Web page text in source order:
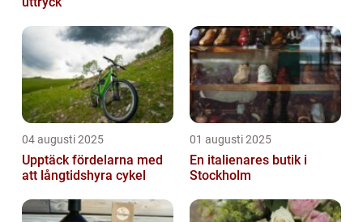
04 augusti 2025
Upptäck fördelarna med
att långtidshyra cykel
01 augusti 2025
En italienares butik i
Stockholm